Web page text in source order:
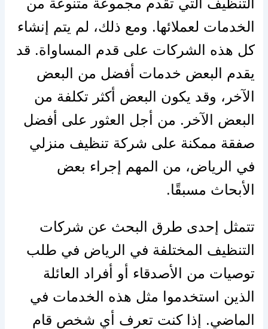
الخدمات لعملائها. ومع ذلك، لم يتم إنشاء
كل هذه الشركات على قدم المساواة. قد
يقدم البعض خدمات أفضل من البعض
الآخر، وقد يكون البعض أكثر تكلفة من
البعض الآخر. من أجل العثور على أفضل
صفقة ممكنة على شركة تنظيف منزلي
في الرياض، من المهم إجراء بعض
الأبحاث مسبقًا.
تتمثل إحدى طرق البحث عن شركات
التنظيف المختلفة في الرياض في طلب
توصيات من الأصدقاء أو أفراد العائلة
الذين استخدموا مثل هذه الخدمات في
الماضي. إذا كنت تعرف أي شخص قام